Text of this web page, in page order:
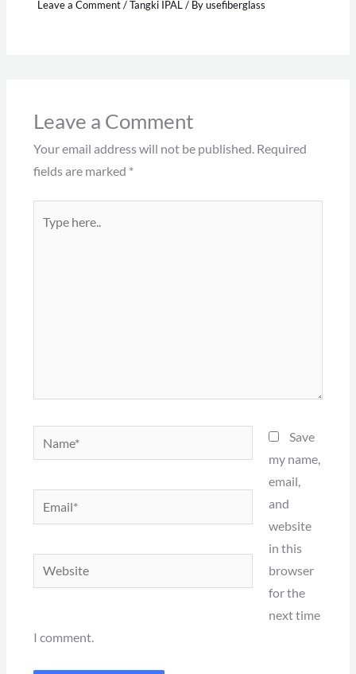
Leave a Comment/Tangki IPAL / Byusefiberglass
Leave a Comment
Your email address will not be published. Required
fields are marked *
here..
Name*
Email*
Website
Save
my name,
email,
and
website
in this
browser
for the
next time
I comment.